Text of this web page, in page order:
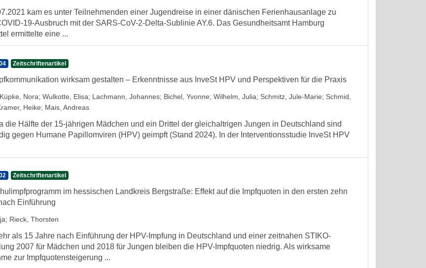
kam es unter Teilnehmenden einer Jugendreise in einer dänischen Ferienhausanlage zu
19-Ausbruch mit der SARS-CoV-2-Delta-Sublinie AY.6. Das Gesundheitsamt Hamburg
ermittelte eine ...
Zeitschriftenartikel
wirksam gestalten – Erkenntnisse aus InveSt HPV und Perspektiven für die Praxis
Nora; Wulkotte, Elisa; Lachmann, Johannes; Bichel, Yvonne; Wilhelm, Julia; Schmitz, Jule-Marie; Schmid,
Heike; Mais, Andreas
die Hälfte der 15-jährigen Mädchen und ein Drittel der gleichaltrigen Jungen in Deutschland sind
gegen Humane Papillomviren (HPV) geimpft (Stand 2024). In der Interventionsstudie InveSt HPV
Zeitschriftenartikel
im hessischen Landkreis Bergstraße: Effekt auf die Impfquoten in den ersten zehn
Einführung
; Rieck, Thorsten
als 15 Jahre nach Einführung der HPV-Impfung in Deutschland und einer zeitnahen STIKO-
2007 für Mädchen und 2018 für Jungen bleiben die HPV-Impfquoten niedrig. Als wirksame
zur Impfquotensteigerung ...